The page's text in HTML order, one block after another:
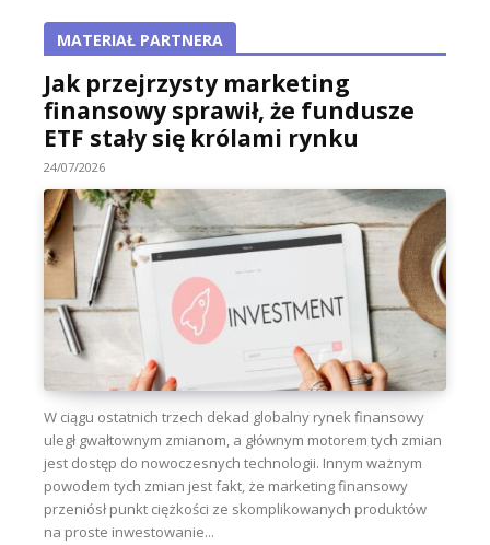
MATERIAŁ PARTNERA
Jak przejrzysty marketing
finansowy sprawił, że fundusze
ETF stały się królami rynku
24/07/2026
W ciągu ostatnich trzech dekad globalny rynek finansowy
uległ gwałtownym zmianom, a głównym motorem tych zmian
jest dostęp do nowoczesnych technologii. Innym ważnym
powodem tych zmian jest fakt, że marketing finansowy
przeniósł punkt ciężkości ze skomplikowanych produktów
na proste inwestowanie...